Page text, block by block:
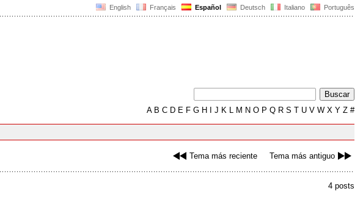
English Français Español Deutsch Italiano Português
AB C D E F G H J K L M N O P Q R S T U V W X Y Z #
Tema más reciente Tema más antiguo
4 posts